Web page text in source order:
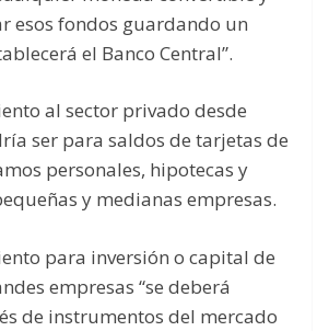
esos fondos guardando un
el Banco Central”.
al sector privado desde
ser para saldos de tarjetas de
personales, hipotecas y
y medianas empresas.
para inversión o capital de
empresas “se deberá
de instrumentos del mercado